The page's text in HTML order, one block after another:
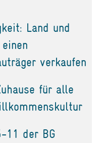
Land und
verkaufen
für alle
11 der BG